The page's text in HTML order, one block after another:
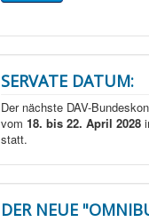
SERVATE DATUM:
Der nächste DAV-
vom18. bis 22. April 2028
statt.
DER NEUE